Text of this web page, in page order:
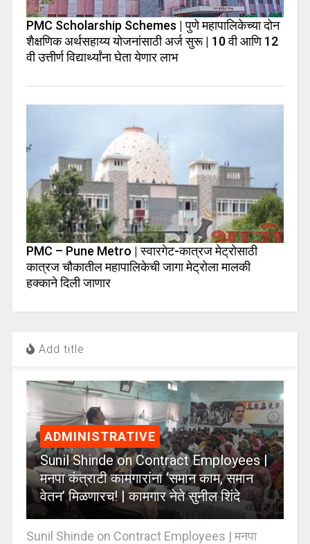
PMC Scholarship Schemes | पुणे महापालिकेच्या दोन
शैक्षणिक अर्थसहाय्य योजनांसाठी अर्ज सुरू | 10 वी आणि 12
वी उत्तीर्ण विद्यार्थ्यांना घेता येणार लाभ
PMC – Pune Metro | स्वारगेट-कात्रज मेट्रोसाठी
कात्रज चौकातील महापालिकेची जागा मेट्रोला मालकी
हक्काने दिली जाणार
Add title
ADMINISTRATIVE
Sunil Shinde on Contract Employees |
मनपा कंत्राटी कामगारांना ‘समान काम, समान
वेतन’ मिळणारच! | कामगार नेते सुनील शिंदे
Sunil Shinde on Contract Employees | मनपा